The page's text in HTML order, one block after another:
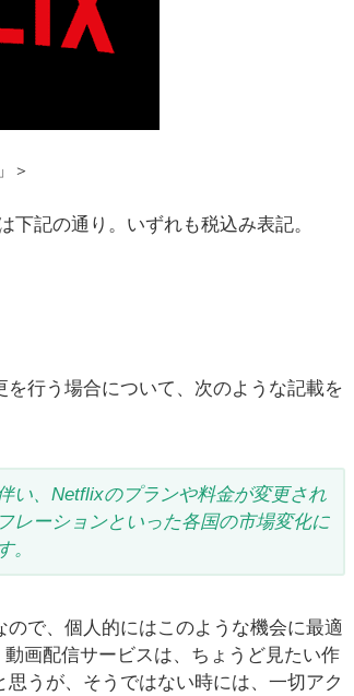
＞
記の通り。いずれも税込み表記。
行う場合について、次のような記載を
い、Netflixのプランや料金が変更され
レーションといった各国の市場変化に
。
で、個人的にはこのような機会に最適
画配信サービスは、ちょうど見たい作
うが、そうではない時には、一切アク